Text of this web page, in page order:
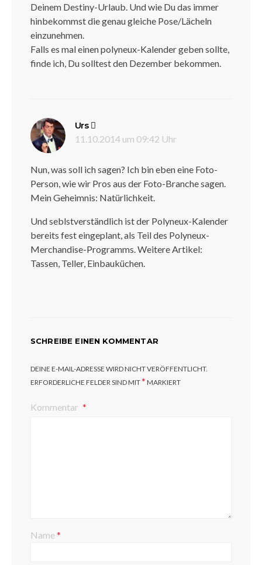
Deinem Destiny-Urlaub. Und wie Du das immer
hinbekommst die genau gleiche Pose/Lächeln
einzunehmen.
Falls es mal einen polyneux-Kalender geben sollte,
finde ich, Du solltest den Dezember bekommen.
Urs
11.10.2014 um 09:42 Uhr
Nun, was soll ich sagen? Ich bin eben eine Foto-
Person, wie wir Pros aus der Foto-Branche sagen.
Mein Geheimnis: Natürlichkeit.
Und seblstverständlich ist der Polyneux-Kalender
bereits fest eingeplant, als Teil des Polyneux-
Merchandise-Programms. Weitere Artikel:
Tassen, Teller, Einbauküchen.
SCHREIBE EINEN KOMMENTAR
DEINE E-MAIL-ADRESSE WIRD NICHT VERÖFFENTLICHT.
ERFORDERLICHE FELDER SIND MIT* MARKIERT
Kommentar
Name*